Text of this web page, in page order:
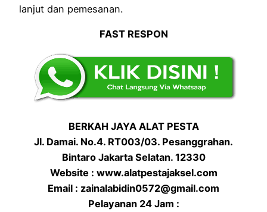
lanjut dan pemesanan.
FAST RESPON
BERKAH JAYA ALAT PESTA
Jl. Damai. No.4. RT003/03. Pesanggrahan.
Bintaro Jakarta Selatan. 12330
Website : www.alatpestajaksel.com
Email : zainalabidin0572@gmail.com
Pelayanan 24 Jam :